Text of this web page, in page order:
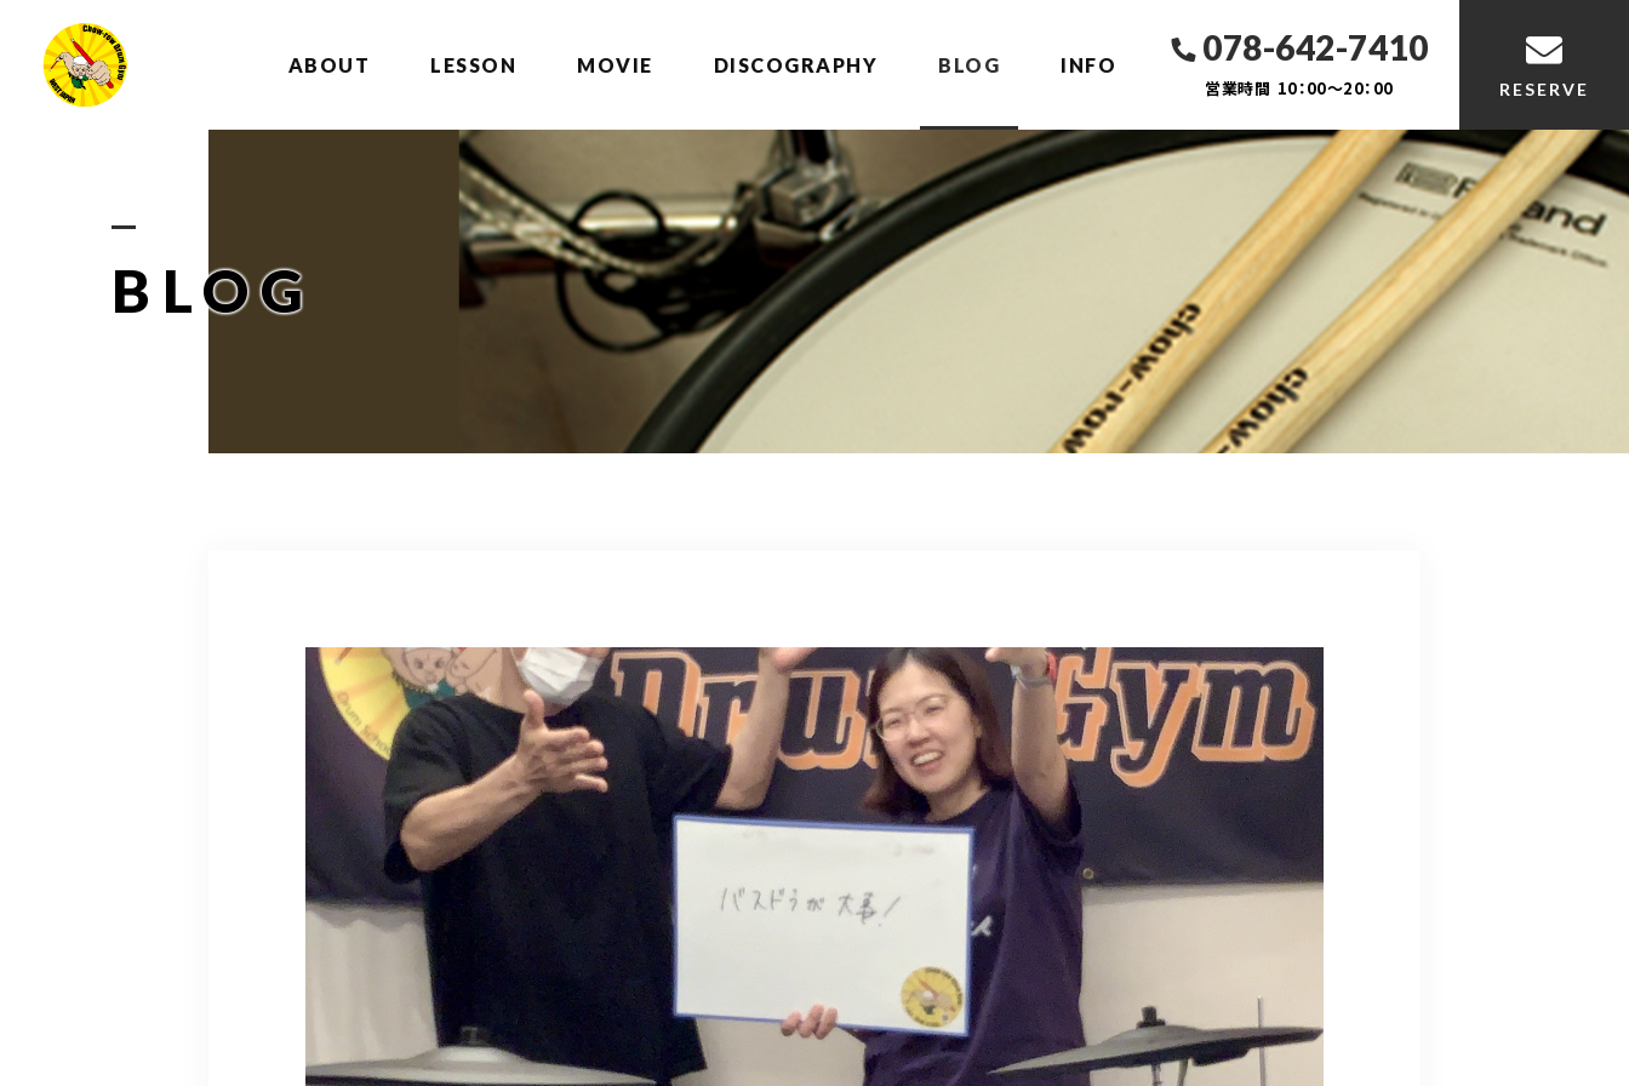
ABOUT LESSON MOVIE DISCOGRAPHY BLOG INFO 078-642-7410
営業時間 10：00～20：00 RESERVE
BLOG